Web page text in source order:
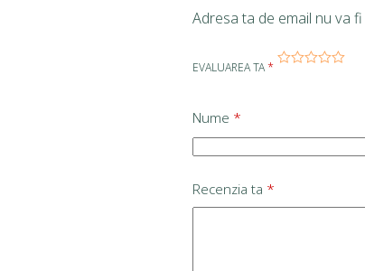
Adresa ta de email nu va
EVALUAREA TA*
Nume *
Recenzia ta *